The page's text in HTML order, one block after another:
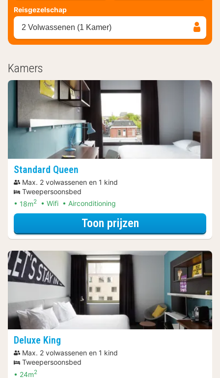
Reisgezelschap
2 Volwassenen (1 Kamer)
Kamers
Standard Queen
Max. 2 volwassenen en 1 kind
Tweepersoonsbed
18m2 Wifi Airconditioning
Toon prijzenvoor Diner
Deluxe King
Max. 2 volwassenen en 1 kind
Tweepersoonsbed
24m2